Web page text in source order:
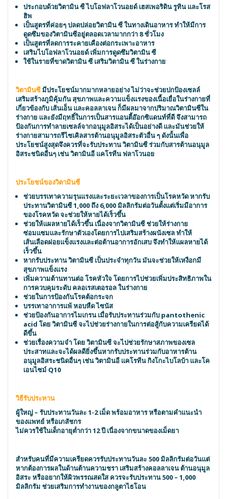
ประกอบด้วยวิตามิน ซี ไบโอฟลาโวนอยด์ เฮสเพอริดิน รูทิน และโรส
ฮิพ
เป็นสูตรที่ค่อยๆ ปลดปล่อยวิตามิน ซี ในทางเดินอาหาร ทำให้มีการ
ดูดซึมของวิตามินซีอยู่ตลอดเวลามากกว่า 8 ชั่วโมง
เป็นสูตรที่ลดการระคายเคืองต่อกระเพาะอาหาร
เสริมไบโอฟลาโวนอยด์ เพิ่มการดูดซึมวิตามิน ซี
ใช้ในรายที่ขาดวิตามิน ซี เสริมวิตามิน ซี ในร่างกาย
วิตามินซีมีประโยชน์มากมากหลายอย่าง ไม่ว่าจะช่วยปกป้องเซลล์
เสริมสร้างภูมิคุ้มกัน สุขภาพและความแข็งแรงของเนื้อเยื่อในร่างกายที่
เกี่ยวข้องกับ เส้นเอ็น และคอลลาเจน ก็มีผลมาจากปริมาณวิตามินซีใน
ร่างกาย และยังมีฤทธิ์ในการเป็นสารแอนตี้อ๊อกซิแดนท์ที่ดี จึงสามารถ
ป้องกันการทำลายเซลล์จากอนุมูลอิสระได้เป็นอย่างดี และมันช่วยให้
ร่างกายสามารถรีไซเคิลสารต้านอนุมูลอิสระตัวอื่น ๆ ดังนั้นเพื่อ
ประโยชน์สูงสุดจึงควรที่จะรับประทาน วิตามินซี ร่วมกับสารต้านอนุมูล
อิสระชนิดอื่นๆ เช่น วิตามินอี แคโรทีน ฟลาโวนอย
ประโยชน์ของวิตามินซี
ช่วยบรรเทาความรุนแรงและระยะเวลาของการเป็นโรคหวัด หากรับ
ประทานวิตามินซี 1,000 ถึง 6,000 มิลลิกรัมต่อวันตั้งแต่เริ่มมีอาการ
ของโรคหวัด จะช่วยให้หายได้เร็วขึ้น
ช่วยให้แผลหายได้เร็วขึ้น เนื่องจากวิตามินซี ช่วยให้ร่างกาย
ซ่อมแซมและรักษาตัวเองโดยการไปเสริมสร้างผนังเซล ทำให้
เส้นเลือดฝอยแข็งแรงและต่อต้านอาการอักเสบ จึงทำให้แผลหายได้
เร็วขึ้น
หากรับประทาน วิตามินซี เป็นประจำทุกวัน มันจะช่วยให้เหงือกมี
สุขภาพแข็งแรง
เพิ่มความต้านทานต่อ โรคหัวใจ โดยการไปช่วยเพิ่มประสิทธิภาพใน
การควบคุมระดับ คลอเรสเตอรอล ในร่างกาย
ช่วยในการป้องกันโรคต้อกระจก
บรรเทาอาการแพ้ หอบหืด ไซนัส
ช่วยป้องกันอาการไมเกรน เมื่อรับประทานร่วมกับ pantothenic
acid โดย วิตามินซี จะไปช่วยร่างกายในการต่อสู้กับความเครียดได้
ดีขึ้น
ช่วยเรื่องความจำ โดย วิตามินซี จะไปช่วยรักษาสภาพของเซล
ประสาทและจะได้ผลดียิ่งขึ้นหากรับประทานร่วมกับอาหารต้าน
อนุมูลอิสระชนิดอื่นๆ เช่น วิตามินอี แคโรทีน กิงโกะไบโลบ้า และโค
เอนไซม์ Q10
วิธีรับประทาน
ผู้ใหญ่ – รับประทานวันละ 1-2 เม็ด พร้อมอาหาร หรือตามคำแนะนำ
ของแพทย์ หรือเภสัชกร
ไม่ควรใช้ในเด็กอายุต่ำกว่า 12 ปี เนื่องจากขนาดของเม็ดยา
สำหรับคนที่มีความเครียดควรรับประทานวันละ 500 มิลลิกรัมต่อวันแต่
หากต้องการผลในด้านต้านความชรา เสริมสร้างคอลลาเจน ต้านอนุมูล
อิสระ หรืออยากให้ผิวพรรณสดใส ควรจะรับประทาน 500 – 1,000
มิลลิกรัม ช่วยเสริมการทำงานของกลูตาไธโอน